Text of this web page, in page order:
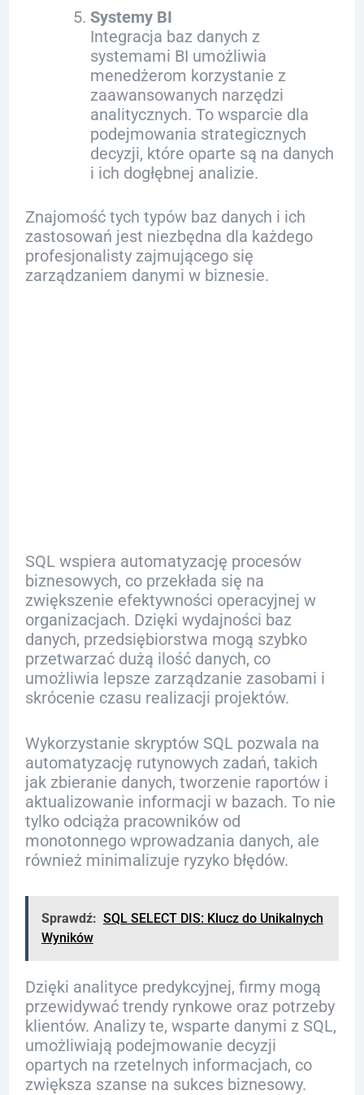
Systemy BI
Integracja baz danych z
systemami BI umożliwia
menedżerom korzystanie z
zaawansowanych narzędzi
analitycznych. To wsparcie dla
podejmowania strategicznych
decyzji, które oparte są na danych
i ich dogłębnej analizie.
Znajomość tych typów baz danych i ich
zastosowań jest niezbędna dla każdego
profesjonalisty zajmującego się
zarządzaniem danymi w biznesie.
SQL wspiera automatyzację procesów
biznesowych, co przekłada się na
zwiększenie efektywności operacyjnej w
organizacjach. Dzięki wydajności baz
danych, przedsiębiorstwa mogą szybko
przetwarzać dużą ilość danych, co
umożliwia lepsze zarządzanie zasobami i
skrócenie czasu realizacji projektów.
Wykorzystanie skryptów SQL pozwala na
automatyzację rutynowych zadań, takich
jak zbieranie danych, tworzenie raportów i
aktualizowanie informacji w bazach. To nie
tylko odciąża pracowników od
monotonnego wprowadzania danych, ale
również minimalizuje ryzyko błędów.
Sprawdź: SQL SELECT DIS: Klucz do Unikalnych
Wyników
Dzięki analityce predykcyjnej, firmy mogą
przewidywać trendy rynkowe oraz potrzeby
klientów. Analizy te, wsparte danymi z SQL,
umożliwiają podejmowanie decyzji
opartych na rzetelnych informacjach, co
zwiększa szanse na sukces biznesowy.